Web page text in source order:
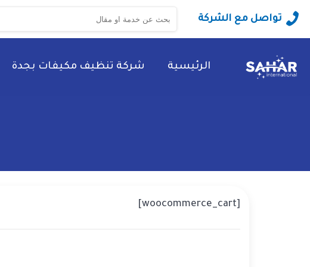
تواصل مع الشركة
البحث
عن:
الرئيسية شركة تنظيف مكيفات بجدة